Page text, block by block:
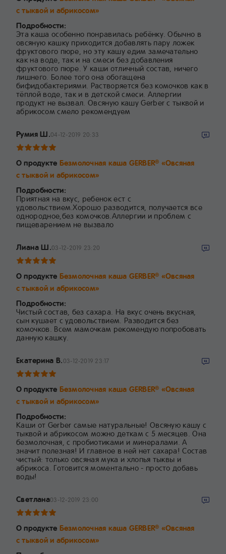
с тыквой и абрикосом»
Подробности:
Эта каша особенно понравилась ребёнку. Обычно в
овсяную кашку приходится добавлять пару ложек
фруктового пюре, но эту кашу едим замечательно
как на воде, так и на смеси без добавления
фруктового пюре. У каши отличный состав, ничего
лишнего. Более того она обогащена
бифидобактериями. Растворяется без комочков как в
тёплой воде, так и в детской смеси. Аллергии
продукт не вызвал. Овсяную кашу Gerber с тыквой и
абрикосом смело рекомендуем
Румия Ш.04-12-2019 20:33
О продукте Безмолочная каша GERBER® «Овсяная
с тыквой и абрикосом»
Подробности:
Приятная на вкус, ребенок ест с
удовольствием.Хорошо разводится, получается все
однородное,без комочков.Аллергии и проблем с
пищеварением не вызвало
Лиана Ш.03-12-2019 23:20
О продукте Безмолочная каша GERBER® «Овсяная
с тыквой и абрикосом»
Подробности:
Чистый состав, без сахара. На вкус очень вкусная,
сын кушает с удовольствием. Разводится без
комочков. Всем мамочкам рекомендую попробовать
данную кашку.
Екатерина В.03-12-2019 23:17
О продукте Безмолочная каша GERBER® «Овсяная
с тыквой и абрикосом»
Подробности:
Каши от Gerber самые натуральные! Овсяную кашу с
тыквой и абрикосом можно деткам с 5 месяцев. Она
безмолочная, с пробиотиками и минералами. А
значит полезная! И главное в ней нет сахара! Состав
чистый: только овсяная мука и хлопья тыквы и
абрикоса. Готовится моментально - просто добавь
воды!
Светлана03-12-2019 23:00
О продукте Безмолочная каша GERBER® «Овсяная
с тыквой и абрикосом»